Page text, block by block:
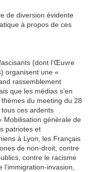
de diversion évidente
à propos de ces
(dont l’Œuvre
organisent une «
rassemblement
que les médias s’en
du meeting du 28
ces ardents
Mobilisation générale de
patriotes et
à Lyon, les Français
de non-droit, contre
contre le racisme
invasion,